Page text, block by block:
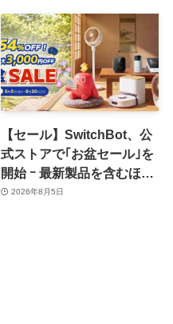
フに
【セール】SwitchBot、公
式ストアで｢お盆セール｣を
開始 ｰ 最新製品を含むほぼ
全品が最大54％オフに
2026年8月5日